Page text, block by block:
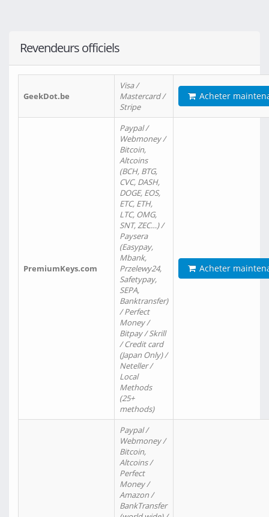
Revendeurs officiels
GeekDot.be
Visa /
Mastercard /
Stripe
Acheter
PremiumKeys.com
Paypal /
Webmoney /
Bitcoin,
Altcoins
(BCH, BTG,
CVC, DASH,
DOGE, EOS,
ETC, ETH,
LTC, OMG,
SNT, ZEC…) /
Paysera
(Easypay,
Mbank,
Przelewy24,
Safetypay,
SEPA,
Banktransfer)
/ Perfect
Money /
Bitpay / Skrill
/ Credit card
(Japan Only) /
Neteller /
Local
Methods
(25+
methods)
Acheter
Paypal /
Webmoney /
Bitcoin,
Altcoins /
Perfect
Money /
Amazon /
BankTransfer